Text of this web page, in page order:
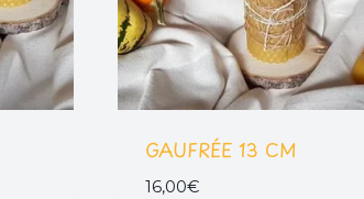
GAUFRÉE 13 CM
16,00€